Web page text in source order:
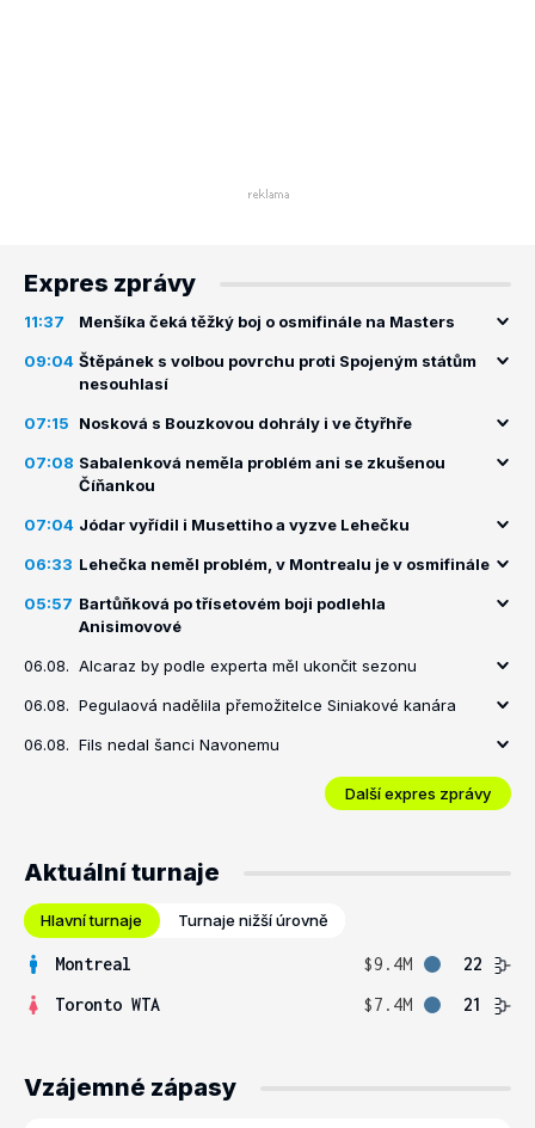
Expres zprávy
11:37 Menšíka čeká těžký boj o osmifinále na Masters
09:04 Štěpánek s volbou povrchu proti Spojeným státům
nesouhlasí
07:15 Nosková s Bouzkovou dohrály i ve čtyřhře
07:08 Sabalenková neměla problém ani se zkušenou
Číňankou
07:04 Jódar vyřídil i Musettiho a vyzve Lehečku
06:33 Lehečka neměl problém, v Montrealu je v osmifinále
05:57 Bartůňková po třísetovém boji podlehla
Anisimovové
06.08. Alcaraz by podle experta měl ukončit sezonu
06.08. Pegulaová nadělila přemožitelce Siniakové kanára
06.08. Fils nedal šanci Navonemu
Další expres zprávy
Aktuální turnaje
Hlavní turnaje Turnaje nižší úrovně
Montreal $9.4M
22
Toronto WTA
$7.4M 21
Vzájemné zápasy